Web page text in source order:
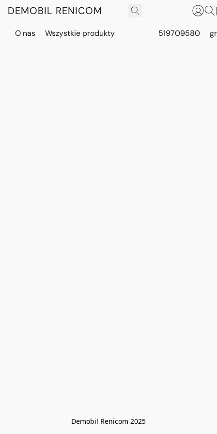
DEMOBIL RENICOM
O nas Wszystkie produkty 519709580
Demobil Renicom 2025